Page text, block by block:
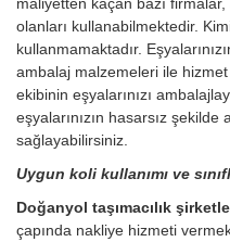
olanları kullanabilmektedir.
kullanmamaktadır.
ambalaj malzemeleri ile
ekibinin eşyalarınızı
eşyalarınızın hasarsız şekilde
sağlayabilirsiniz.
Uygun koli kullanımı ve
Doğanyol taşımacılık
çapında nakliye hizmeti